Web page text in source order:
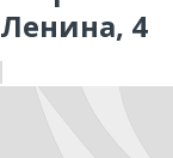
Ленина, 4